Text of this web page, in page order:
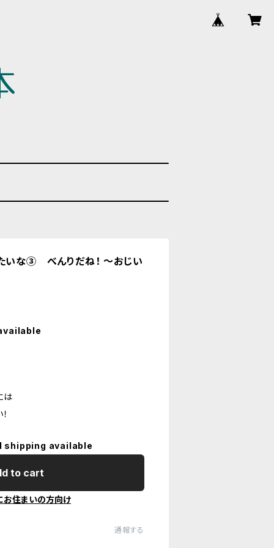
いな③ べんりだね！ ～おじい
は
shipping available
to cart
お住まいの方向け
通報する